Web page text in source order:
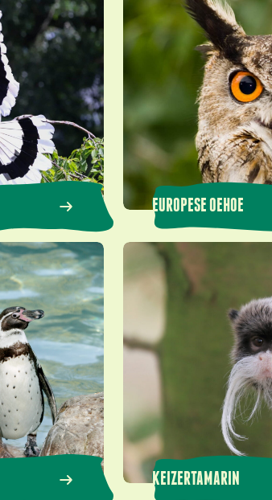
EUROPESE OEHOE
KEIZERTAMARIN
Keizertamarin